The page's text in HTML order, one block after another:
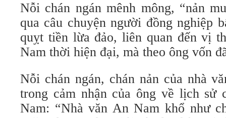
Nỗi chán ngán mênh mông, “nản
qua câu chuyện người đồng nghiệp
quỵt tiền lừa đảo, liên quan đến vị
Nam thời hiện đại, mà theo ông vốn
Nỗi chán ngán, chán nản của nhà
trong cảm nhận của ông về lịch sử
Nam: “Nhà văn An Nam khổ như